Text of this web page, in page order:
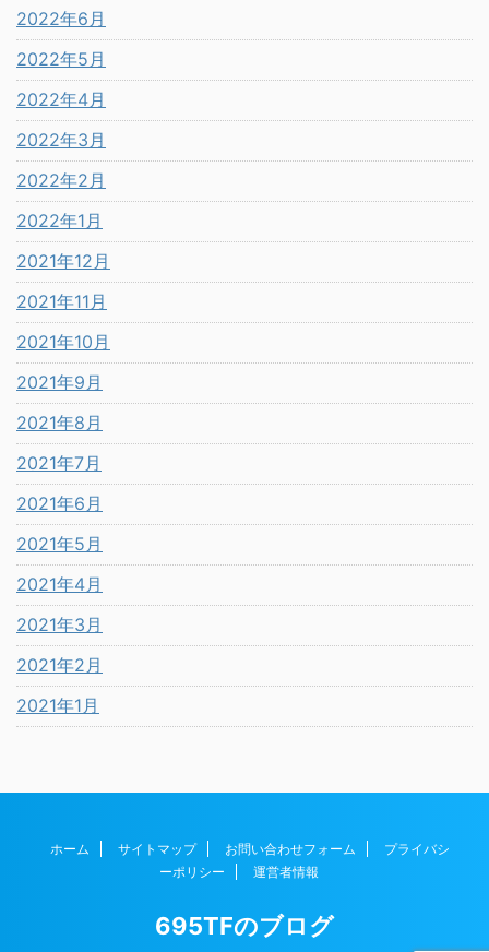
2022年6月
2022年5月
2022年4月
2022年3月
2022年2月
2022年1月
2021年12月
2021年11月
2021年10月
2021年9月
2021年8月
2021年7月
2021年6月
2021年5月
2021年4月
2021年3月
2021年2月
2021年1月
ホーム サイトマップ お問い合わせフォーム
プライバシ
ーポリシー
運営者情報
695TFのブログ